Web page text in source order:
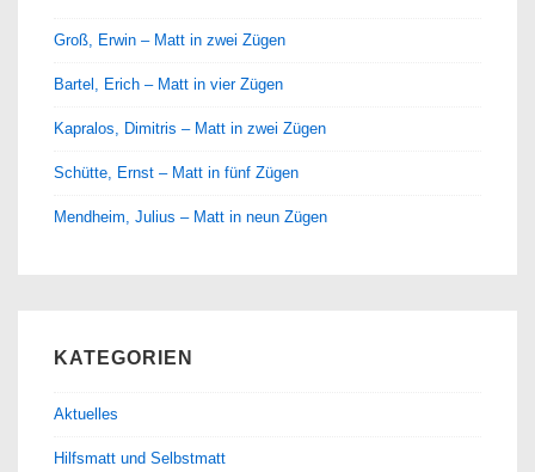
Groß, Erwin – Matt in zwei Zügen
Bartel, Erich – Matt in vier Zügen
Kapralos, Dimitris – Matt in zwei Zügen
Schütte, Ernst – Matt in fünf Zügen
Mendheim, Julius – Matt in neun Zügen
KATEGORIEN
Aktuelles
Hilfsmatt und Selbstmatt